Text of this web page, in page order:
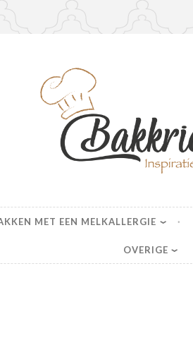
MET EEN MELKALLERGIE
OVERIGE